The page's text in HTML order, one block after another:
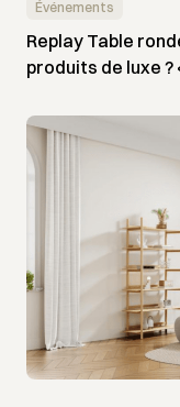
Événements
Replay Table
produits de luxe ?